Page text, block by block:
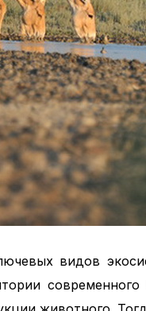
видов